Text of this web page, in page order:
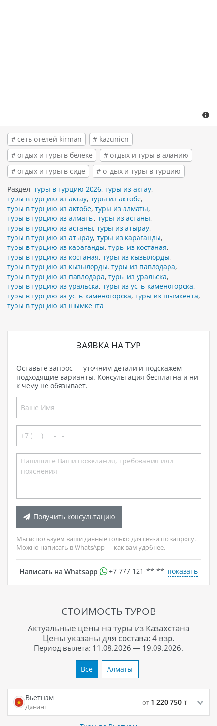
# сеть отелей kirman
# kazunion
# отдых и туры в белеке
# отдых и туры в аланию
# отдых и туры в сиде
# отдых и туры в турцию
Раздел: туры в турцию 2026, туры из актау,
туры в турцию из актау, туры из актобе,
туры в турцию из актобе, туры из алматы,
туры в турцию из алматы, туры из астаны,
туры в турцию из астаны, туры из атырау,
туры в турцию из атырау, туры из караганды,
туры в турцию из караганды, туры из костаная,
туры в турцию из костаная, туры из кызылорды,
туры в турцию из кызылорды, туры из павлодара,
туры в турцию из павлодара, туры из уральска,
туры в турцию из уральска, туры из усть-каменогорска,
туры в турцию из усть-каменогорска, туры из шымкента,
туры в турцию из шымкента
ЗАЯВКА НА ТУР
Оставьте запрос — уточним детали и подскажем
подходящие варианты. Консультация бесплатна и ни
к чему не обязывает.
Получить консультацию
Мы используем ваши данные только для связи по запросу.
Можно написать в WhatsApp — как вам удобнее.
Написать на Whatsapp +7 777 121-**-** показать
СТОИМОСТЬ ТУРОВ
Актуальные цены на туры из Казахстана
Цены указаны для состава: 4 взр.
Период вылета: 11.08.2026 — 19.09.2026.
Все Алматы
Вьетнам
Дананг
от 1 220 750 ₸